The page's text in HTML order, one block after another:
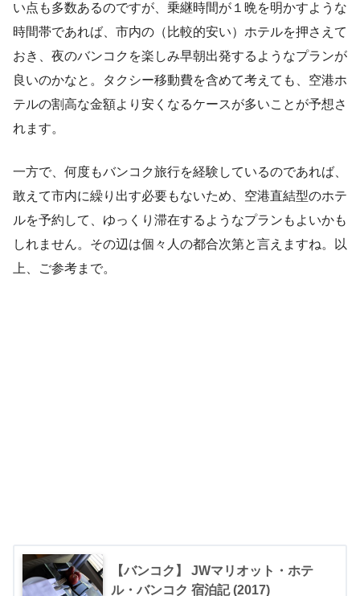
い点も多数あるのですが、乗継時間が１晩を明かすような
時間帯であれば、市内の（比較的安い）ホテルを押さえて
おき、夜のバンコクを楽しみ早朝出発するようなプランが
良いのかなと。タクシー移動費を含めて考えても、空港ホ
テルの割高な金額より安くなるケースが多いことが予想さ
れます。
一方で、何度もバンコク旅行を経験しているのであれば、
敢えて市内に繰り出す必要もないため、空港直結型のホテ
ルを予約して、ゆっくり滞在するようなプランもよいかも
しれません。その辺は個々人の都合次第と言えますね。以
上、ご参考まで。
【バンコク】 JWマリオット・ホテ
ル・バンコク 宿泊記 (2017)